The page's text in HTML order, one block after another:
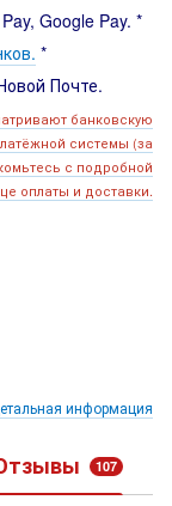
Google Pay. *
*
Почте.
банковскую
системы (за
с подробной
оплаты и доставки.
информация
107